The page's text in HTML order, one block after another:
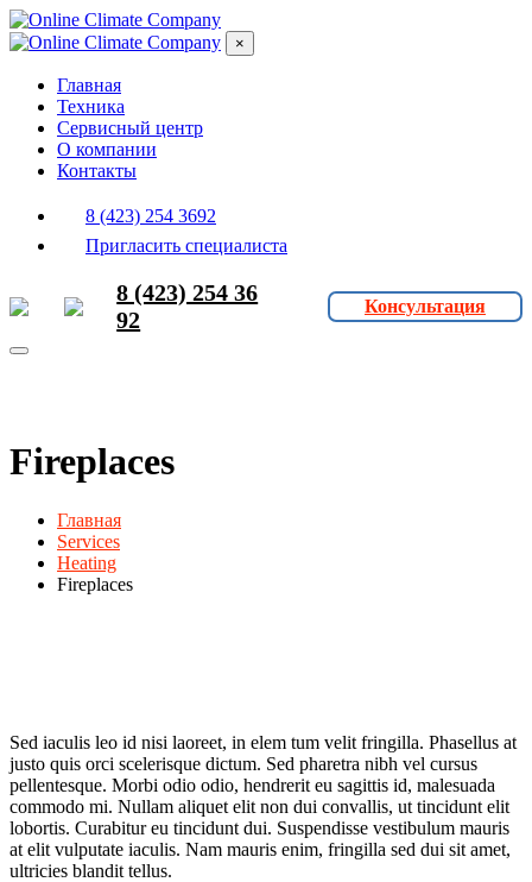
×
Главная
Техника
Сервисный центр
О компании
Контакты
8 (423) 254 3692
Пригласить специалиста
8 (423) 254 36
92
Консультация
Fireplaces
Главная
Services
Heating
Fireplaces
Sed iaculis leo id nisi laoreet, in elem tum velit fringilla. Phasellus at
justo quis orci scelerisque dictum. Sed pharetra nibh vel cursus
pellentesque. Morbi odio odio, hendrerit eu sagittis id, malesuada
commodo mi. Nullam aliquet elit non dui convallis, ut tincidunt elit
lobortis. Curabitur eu tincidunt dui. Suspendisse vestibulum mauris
at elit vulputate iaculis. Nam mauris enim, fringilla sed dui sit amet,
ultricies blandit tellus.